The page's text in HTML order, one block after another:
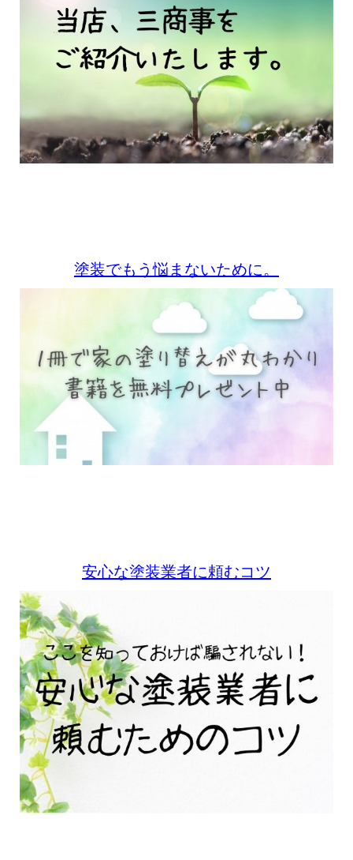
塗装でもう悩まないために。
安心な塗装業者に頼むコツ